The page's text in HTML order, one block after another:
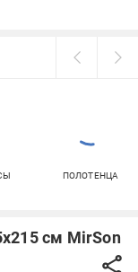
ПОЛОТЕНЦА
см MirSon